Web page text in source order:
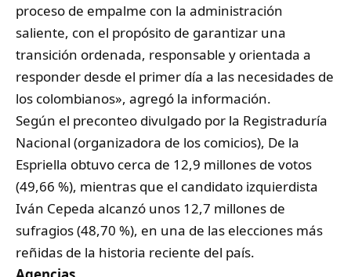
proceso de empalme con la administración
saliente, con el propósito de garantizar una
transición ordenada, responsable y orientada a
responder desde el primer día a las necesidades de
los colombianos», agregó la información.
Según el preconteo divulgado por la Registraduría
Nacional (organizadora de los comicios), De la
Espriella obtuvo cerca de 12,9 millones de votos
(49,66 %), mientras que el candidato izquierdista
Iván Cepeda alcanzó unos 12,7 millones de
sufragios (48,70 %), en una de las elecciones más
reñidas de la historia reciente del país.